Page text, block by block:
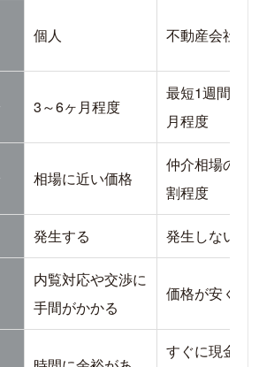
できる1社を見つけ、売却を成功
個人 不動産会社
3～6ヶ月程度
最短1週間～1
月程度
相場に近い価格
仲介相場の7
割程度
発生する 発生しない
内覧対応や交渉に
手間がかかる
価格が安くな
すぐに現金化